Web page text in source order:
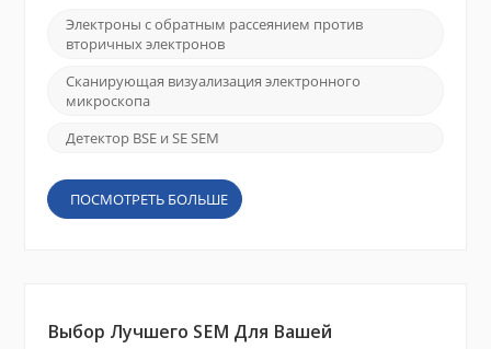
Электроны с обратным рассеянием против
вторичных электронов
Сканирующая визуализация электронного
микроскопа
Детектор BSE и SE SEM
ПОСМОТРЕТЬ БОЛЬШЕ
Выбор Лучшего SEM Для Вашей